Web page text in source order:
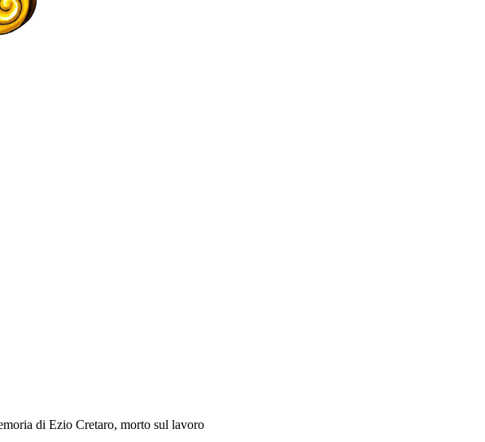
di Ezio Cretaro, morto sul lavoro